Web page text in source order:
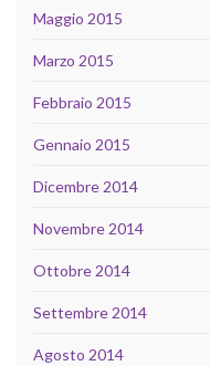
Maggio 2015
Marzo 2015
Febbraio 2015
Gennaio 2015
Dicembre 2014
Novembre 2014
Ottobre 2014
Settembre 2014
Agosto 2014